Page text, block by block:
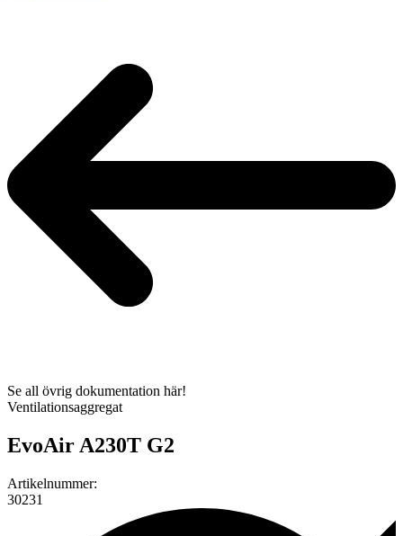
Se all övrig dokumentation här!
Ventilationsaggregat
EvoAir A230T G2
Artikelnummer:
30231